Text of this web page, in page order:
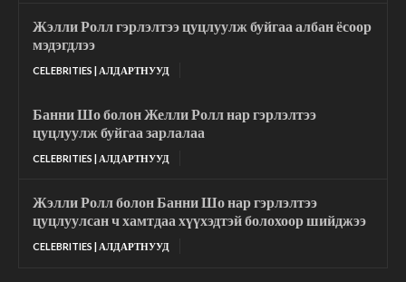
Жэлли Ролл гэрлэлтээ цуцлуулж буйгаа албан ёсоор
мэдэгдлээ
CELEBRITIES | АЛДАРТНУУД
Банни Шо болон Желли Ролл нар гэрлэлтээ
цуцлуулж буйгаа зарлалаа
CELEBRITIES | АЛДАРТНУУД
Жэлли Ролл болон Банни Шо нар гэрлэлтээ
цуцлуулсан ч хамтдаа хүүхэдтэй болохоор шийджээ
CELEBRITIES | АЛДАРТНУУД